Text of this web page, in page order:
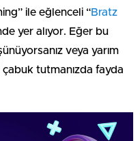
ile eğlenceli “Bratz
yer alıyor. Eğer bu
veya yarım
çabuk tutmanızda fayda